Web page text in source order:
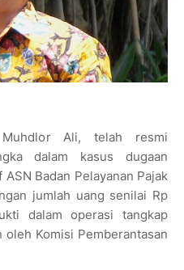
Ali, telah resmi
dalam kasus dugaan
Badan Pelayanan Pajak
jumlah uang senilai Rp
dalam operasi tangkap
oleh Komisi Pemberantasan